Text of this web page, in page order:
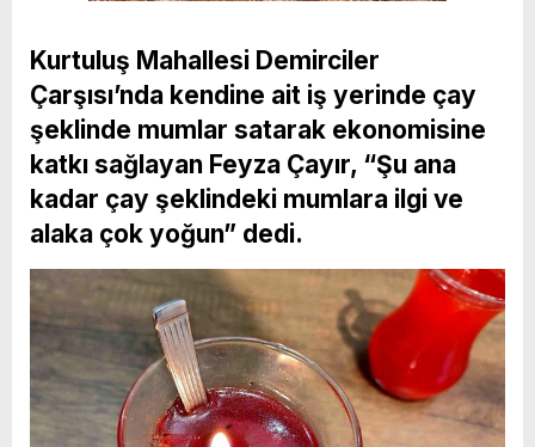
Kurtuluş Mahallesi Demirciler
Çarşısı’nda kendine ait iş yerinde çay
şeklinde mumlar satarak ekonomisine
katkı sağlayan Feyza Çayır, “Şu ana
kadar çay şeklindeki mumlara ilgi ve
alaka çok yoğun” dedi.